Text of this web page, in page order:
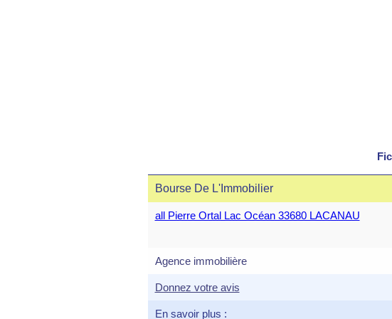
Bourse De L'Immobilier
all Pierre Ortal Lac Océan 33680 LACANAU
Agence immobilière
Donnez votre avis
En savoir plus :